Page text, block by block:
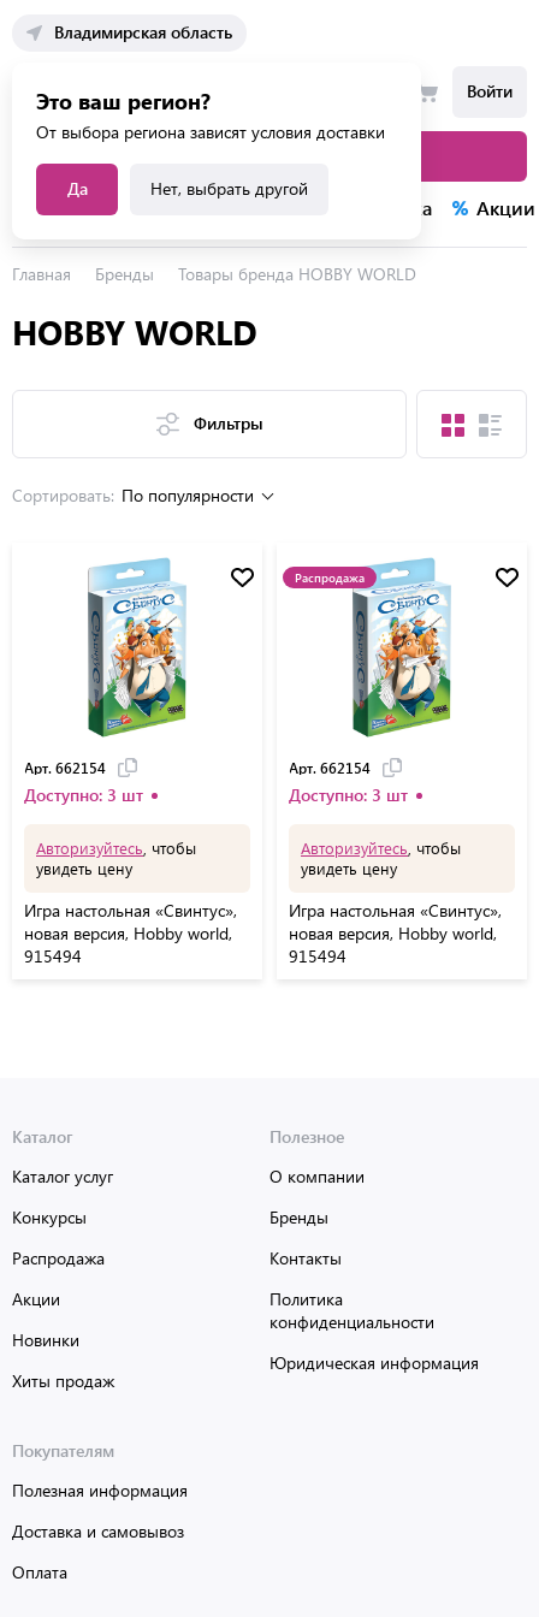
Владимирская область
Это ваш регион?
От выбора региона зависят условия доставки
Да Нет, выбрать другой
Войти
Каталог услуг Распродажа Акции
Главная Бренды Товары бренда HOBBY WORLD
HOBBY WORLD
Фильтры
Сортировать: По популярности
Арт. 662154
Доступно: 3 шт
Авторизуйтесь , чтобы
увидеть цену
Игра настольная «Свинтус»,
новая версия, Hobby world,
915494
Распродажа
Арт. 662154
Доступно: 3 шт
Авторизуйтесь , чтобы
увидеть цену
Игра настольная «Свинтус»,
новая версия, Hobby world,
915494
Каталог
Каталог услуг
Конкурсы
Распродажа
Акции
Новинки
Хиты продаж
Полезное
О компании
Бренды
Контакты
Политика
конфиденциальности
Юридическая информация
Покупателям
Полезная информация
Доставка и самовывоз
Оплата